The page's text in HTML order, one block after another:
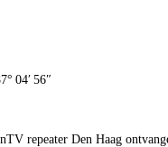
04′ 56″
repeater Den Haag